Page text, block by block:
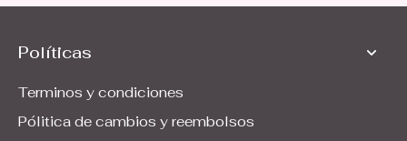
Políticas
Terminos y condiciones
Pólitica de cambios y reembolsos